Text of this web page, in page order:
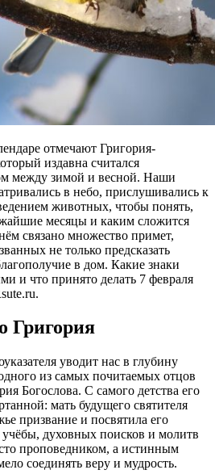
отмечают Григория-
издавна считался
между зимой и весной. Наши
в небо, прислушивались к
животных, чтобы понять,
месяцы и каким сложится
связано множество примет,
не только предсказать
в дом. Какие знаки
и что принято делать 7 февраля
Григория
уводит нас в глубину
из самых почитаемых отцов
Богослова. С самого детства его
мать будущего святителя
призвание и посвятила его
духовных поисков и молитв
проповедником, а истинным
соединять веру и мудрость.